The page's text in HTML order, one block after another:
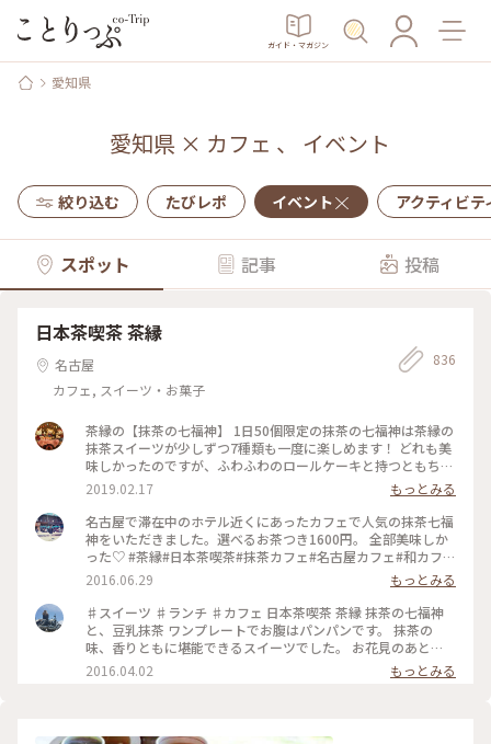
ガイド・マガジン
愛知県
愛知県 × カフェ 、 イベント
絞り込む たびレポ イベント アクティビテ
スポット 記事 投稿
日本茶喫茶 茶縁
名古屋
カフェ, スイーツ・お菓子
836
茶縁の【抹茶の七福神】 1日50個限定の抹茶の七福神は茶縁の
抹茶スイーツが少しずつ7種類も一度に楽しめます！ どれも美
味しかったのですが、ふわふわのロールケーキと持つともちー
んと垂れる大福がおススメ✨ 現在は工事中で３月からリニュー
アルオープンするらしいです☺️ #名古屋 #茶縁 #カフェ #抹茶
スイーツ
2019.02.17
もっとみる
名古屋で滞在中のホテル近くにあったカフェで人気の抹茶七福
神をいただきました。選べるお茶つき1600円。 全部美味しか
った♡ #茶縁#日本茶喫茶#抹茶カフェ#名古屋カフェ#和カフェ
#車道#千種
2016.06.29
もっとみる
♯スイーツ ♯ランチ ♯カフェ 日本茶喫茶 茶縁 抹茶の七福神
と、豆乳抹茶 ワンプレートでお腹はパンパンです。 抹茶の
味、香りともに堪能できるスイーツでした。 お花見のあと
に……どうですか？
2016.04.02 もっとみる